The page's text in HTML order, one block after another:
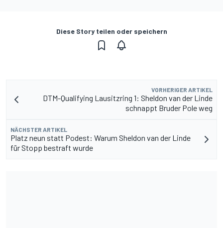
Diese Story teilen oder speichern
VORHERIGER ARTIKEL
DTM-Qualifying Lausitzring 1: Sheldon van der Linde
schnappt Bruder Pole weg
NÄCHSTER ARTIKEL
Platz neun statt Podest: Warum Sheldon van der Linde
für Stopp bestraft wurde